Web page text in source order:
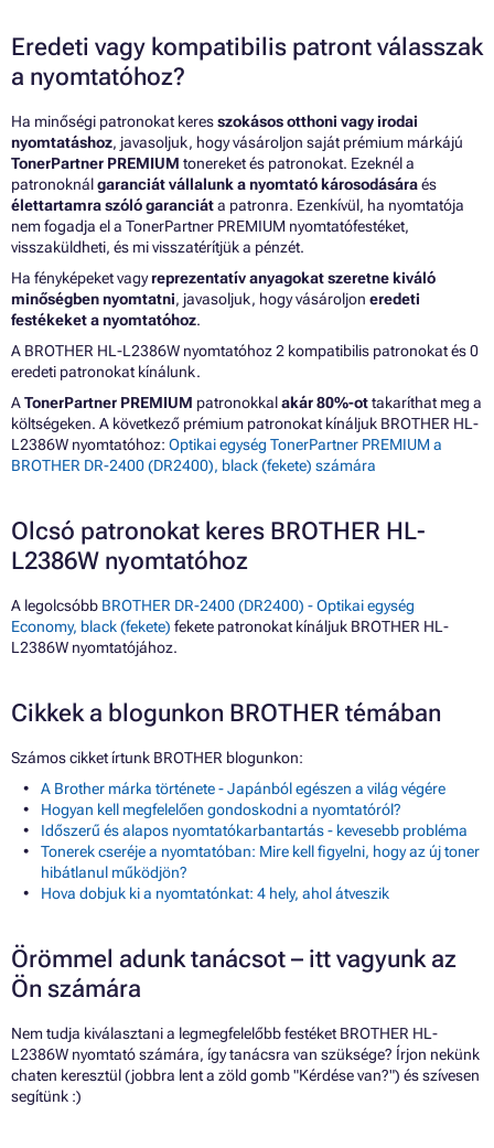
Eredeti vagy kompatibilis patront válasszak
a nyomtatóhoz?
Ha minőségi patronokat keresszokásos otthoni vagy irodai
nyomtatáshoz, javasoljuk, hogy vásároljon saját prémium márkájú
TonerPartner PREMIUM tonereket és patronokat. Ezeknél a
patronoknálgaranciát vállalunk a nyomtató károsodásáraés
élettartamra szóló garanciáta patronra. Ezenkívül, ha nyomtatója
nem fogadja el a TonerPartner PREMIUM nyomtatófestéket,
visszaküldheti, és mi visszatérítjük a pénzét.
Ha fényképeket vagyreprezentatív anyagokat szeretne kiváló
minőségben nyomtatni, javasoljuk, hogy vásároljon eredeti
festékeket a nyomtatóhoz.
A BROTHER HL-L2386W nyomtatóhoz 2 kompatibilis patronokat és 0
eredeti patronokat kínálunk.
ATonerPartner PREMIUM patronokkalakár 80%-ottakaríthat meg a
költségeken. A következő prémium patronokat kínáljuk BROTHER HL-
L2386W nyomtatóhoz: Optikai egység TonerPartner PREMIUM a
BROTHER DR-2400 (DR2400), black (fekete) számára
Olcsó patronokat keres BROTHER HL-
L2386W nyomtatóhoz
A legolcsóbb BROTHER DR-2400 (DR2400) - Optikai egység
Economy, black (fekete) fekete patronokat kínáljuk BROTHER HL-
L2386W nyomtatójához.
Cikkek a blogunkon BROTHER témában
Számos cikket írtunk BROTHER blogunkon:
A Brother márka története - Japánból egészen a világ végére
Hogyan kell megfelelően gondoskodni a nyomtatóról?
Időszerű és alapos nyomtatókarbantartás - kevesebb probléma
Tonerek cseréje a nyomtatóban: Mire kell figyelni, hogy az új toner
hibátlanul működjön?
Hova dobjuk ki a nyomtatónkat: 4 hely, ahol átveszik
Örömmel adunk tanácsot – itt vagyunk az
Ön számára
Nem tudja kiválasztani a legmegfelelőbb festéket BROTHER HL-
L2386W nyomtató számára, így tanácsra van szüksége? Írjon nekünk
chaten keresztül (jobbra lent a zöld gomb "Kérdése van?") és szívesen
segítünk :)